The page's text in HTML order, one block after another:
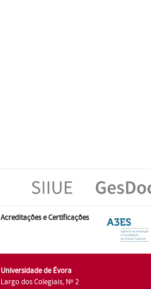
Acreditações e Certificações
Universidade de Évora
Largo dos Colegiais, Nº 2